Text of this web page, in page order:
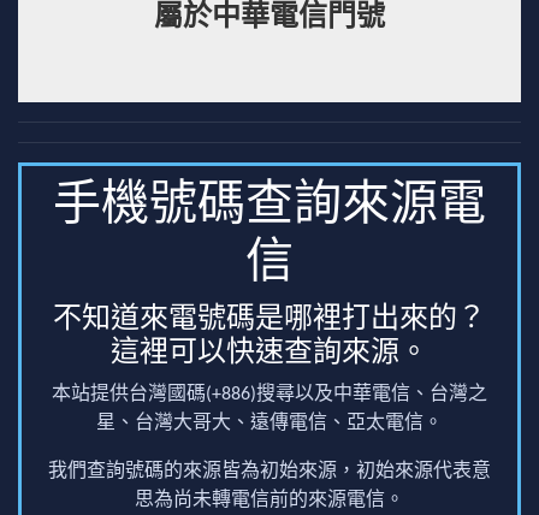
屬於中華電信門號
手機號碼查詢來源電
信
不知道來電號碼是哪裡打出來的？
這裡可以快速查詢來源。
本站提供台灣國碼(+886)搜尋以及中華電信、台灣之
星、台灣大哥大、遠傳電信、亞太電信。
我們查詢號碼的來源皆為初始來源，初始來源代表意
思為尚未轉電信前的來源電信。